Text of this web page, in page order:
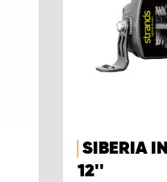
SIBERIA
12''